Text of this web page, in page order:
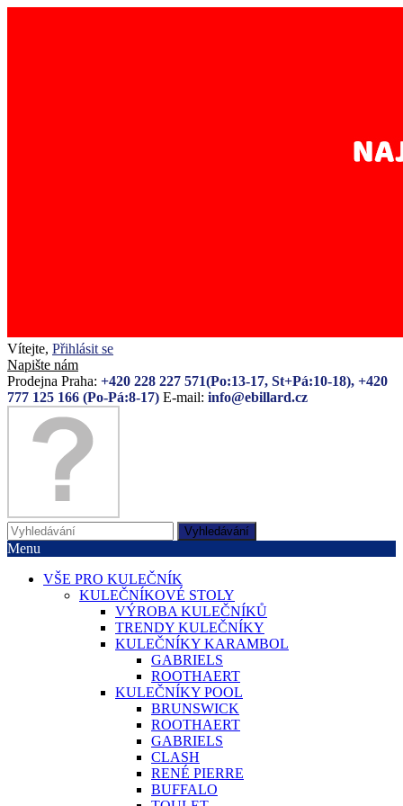
Vítejte, Přihlásit se
Napište nám
Prodejna Praha: +420 228 227 571(Po:13-17, St+Pá:10-18), +420
777 125 166 (Po-Pá:8-17) E-mail: info@ebillard.cz
Vyhledávání
Menu
VŠE PRO KULEČNÍK
KULEČNÍKOVÉ STOLY
VÝROBA KULEČNÍKŮ
TRENDY KULEČNÍKY
KULEČNÍKY KARAMBOL
GABRIELS
ROOTHAERT
KULEČNÍKY POOL
BRUNSWICK
ROOTHAERT
GABRIELS
CLASH
RENÉ PIERRE
BUFFALO